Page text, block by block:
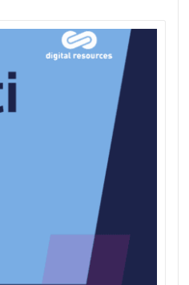
Webinář:
Zjednodušte
týmovou
2025,
10:00
–